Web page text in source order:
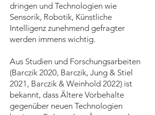
dringen und Technologien wie
Sensorik, Robotik, Künstliche
Intelligenz zunehmend gefragter
werden immens wichtig.
Aus Studien und Forschungsarbeiten
(Barczik 2020, Barczik, Jung & Stiel
2021, Barczik & Weinhold 2022) ist
bekannt, dass Ältere Vorbehalte
gegenüber neuen Technologien